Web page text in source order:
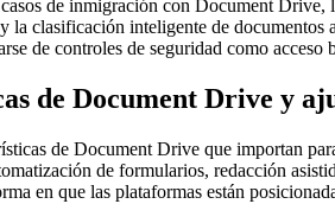
de inmigración con Document
la clasificación inteligente de
de controles de seguridad como
de Document Drive y
de Document Drive que importan
de formularios, redacción
en que las plataformas están